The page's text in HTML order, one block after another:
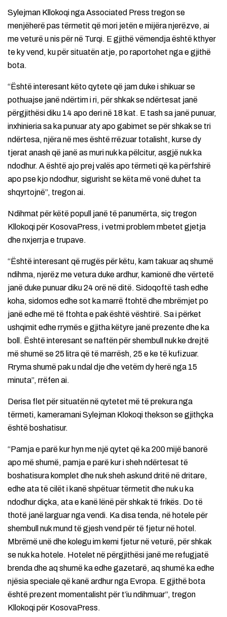
Sylejman Kllokoqi nga Associated Press tregon se
menjëherë pas tërmetit që mori jetën e mijëra njerëzve, ai
me veturë u nis për në Turqi. E gjithë vëmendja është kthyer
te ky vend, ku për situatën atje, po raportohet nga e gjithë
bota.
“Është interesant këto qytete që jam duke i shikuar se
pothuajse janë ndërtim i ri, për shkak se ndërtesat janë
përgjithësi diku 14 apo deri në 18 kat. E tash sa janë punuar,
inxhinieria sa ka punuar aty apo gabimet se për shkak se tri
ndërtesa, njëra në mes është rrëzuar totalisht, kurse dy
tjerat anash që janë as muri nuk ka pëlcitur, asgjë nuk ka
ndodhur. A është ajo prej valës apo tërmeti që ka përfshirë
apo pse kjo ndodhur, sigurisht se këta më vonë duhet ta
shqyrtojnë”, tregon ai.
Ndihmat për këtë popull janë të panumërta, siç tregon
Kllokoqi për KosovaPress, i vetmi problem mbetet gjetja
dhe nxjerrja e trupave.
“Është interesant që rrugës për këtu, kam takuar aq shumë
ndihma, njerëz me vetura duke ardhur, kamionë dhe vërtetë
janë duke punuar diku 24 orë në ditë. Sidoqoftë tash edhe
koha, sidomos edhe sot ka marrë ftohtë dhe mbrëmjet po
janë edhe më të ftohta e pak është vështirë. Sa i përket
ushqimit edhe rrymës e gjitha këtyre janë prezente dhe ka
boll. Është interesant se naftën për shembull nuk ke drejtë
më shumë se 25 litra që të marrësh, 25 e ke të kufizuar.
Rryma shumë pak u ndal dje dhe vetëm dy herë nga 15
minuta”, rrëfen ai.
Derisa flet për situatën në qytetet më të prekura nga
tërmeti, kameramani Sylejman Klokoqi thekson se gjithçka
është boshatisur.
“Pamja e parë kur hyn me një qytet që ka 200 mijë banorë
apo më shumë, pamja e parë kur i sheh ndërtesat të
boshatisura komplet dhe nuk sheh askund dritë në dritare,
edhe ata të cilët i kanë shpëtuar tërmetit dhe nuk u ka
ndodhur diçka, ata e kanë lënë për shkak të frikës. Do të
thotë janë larguar nga vendi. Ka disa tenda, në hotele për
shembull nuk mund të gjesh vend për të fjetur në hotel.
Mbrëmë unë dhe kolegu im kemi fjetur në veturë, për shkak
se nuk ka hotele. Hotelet në përgjithësi janë me refugjatë
brenda dhe aq shumë ka edhe gazetarë, aq shumë ka edhe
njësia speciale që kanë ardhur nga Evropa. E gjithë bota
është prezent momentalisht për t’iu ndihmuar”, tregon
Kllokoqi për KosovaPress.